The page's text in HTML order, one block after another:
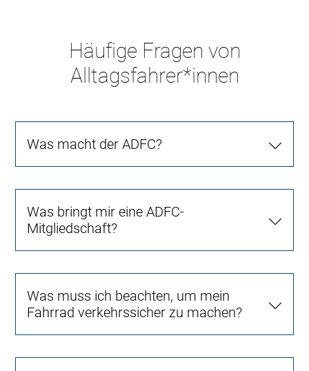
Häufige Fragen von
Alltagsfahrer*innen
Was macht der ADFC?
Was bringt mir eine ADFC-
Mitgliedschaft?
Was muss ich beachten, um mein
Fahrrad verkehrssicher zu machen?